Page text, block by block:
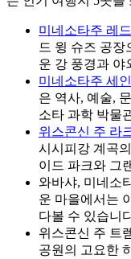
미네소타주 레
드 윙 슈즈 공장
운 강 풍경과 야
미네소타주 세
은 역사, 예술,
소타 과학 박물
위스콘신 주 라
시시피강 계곡
이드 파크와 그
와바샤, 미네소
운 마을에서는
다볼 수 있습니
위스콘신 주 트
공원의 고요한